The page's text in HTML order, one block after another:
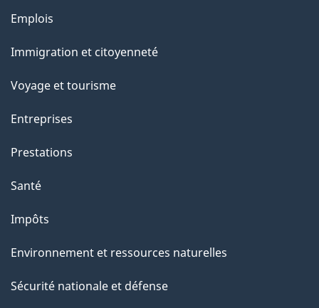
r
c
t
t
p
a
e
Thèmes
sujets
Emplois
Immigration et citoyenneté
Voyage et tourisme
Entreprises
Prestations
Santé
Impôts
Environnement et ressources naturelles
Sécurité nationale et défense